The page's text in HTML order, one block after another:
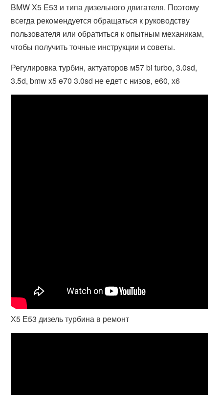
BMW X5 E53 и типа дизельного двигателя. Поэтому
всегда рекомендуется обращаться к руководству
пользователя или обратиться к опытным механикам,
чтобы получить точные инструкции и советы.
Регулировка турбин, актуаторов м57 bi turbo, 3.0sd,
3.5d, bmw x5 e70 3.0sd не едет с низов, е60, х6
Х5 Е53 дизель турбина в ремонт